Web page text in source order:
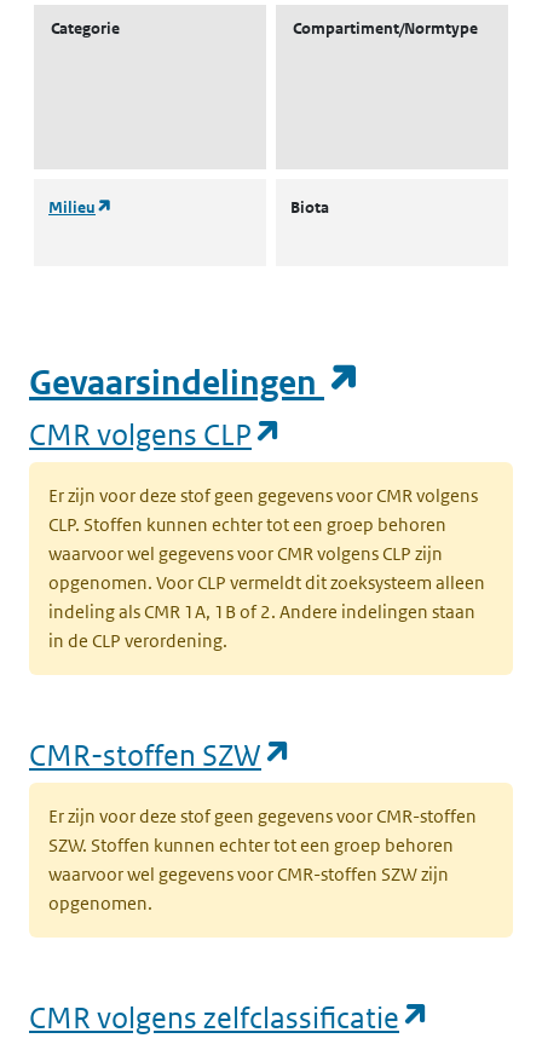
Categorie Compartiment/Normtype
Milieu (opent in een nieuw tabblad)
Biota
Gevaarsindelingen
CMR volgens CLP
Er zijn voor deze stof geen gegevens voor CMR volgens
CLP. Stoffen kunnen echter tot een groep behoren
waarvoor wel gegevens voor CMR volgens CLP zijn
opgenomen. Voor CLP vermeldt dit zoeksysteem alleen
indeling als CMR 1A, 1B of 2. Andere indelingen staan
in de CLP verordening.
CMR-stoffen SZW
Er zijn voor deze stof geen gegevens voor CMR-stoffen
SZW. Stoffen kunnen echter tot een groep behoren
waarvoor wel gegevens voor CMR-stoffen SZW zijn
opgenomen.
CMR volgens zelfclassificatie